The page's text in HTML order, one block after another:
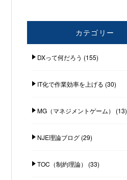
カテゴリー
DXって何だろう (155)
IT化で作業効率を上げる (30)
MG（マネジメントゲーム） (13)
NJE理論ブログ(29)
TOC（制約理論） (33)